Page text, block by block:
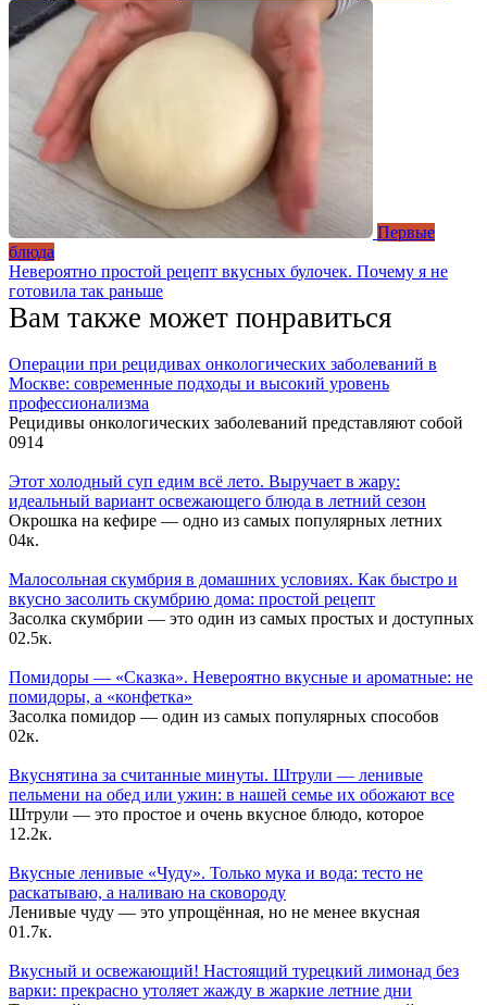
Первые
блюда
Невероятно простой рецепт вкусных булочек. Почему я не
готовила так раньше
Вам также может понравиться
Операции при рецидивах онкологических заболеваний в
Москве: современные подходы и высокий уровень
профессионализма
Рецидивы онкологических заболеваний представляют собой
0914
Этот холодный суп едим всё лето. Выручает в жару:
идеальный вариант освежающего блюда в летний сезон
Окрошка на кефире — одно из самых популярных летних
04к.
Малосольная скумбрия в домашних условиях. Как быстро и
вкусно засолить скумбрию дома: простой рецепт
Засолка скумбрии — это один из самых простых и доступных
02.5к.
Помидоры — «Сказка». Невероятно вкусные и ароматные: не
помидоры, а «конфетка»
Засолка помидор — один из самых популярных способов
02к.
Вкуснятина за считанные минуты. Штрули — ленивые
пельмени на обед или ужин: в нашей семье их обожают все
Штрули — это простое и очень вкусное блюдо, которое
1 2.2к.
Вкусные ленивые «Чуду». Только мука и вода: тесто не
раскатываю, а наливаю на сковороду
Ленивые чуду — это упрощённая, но не менее вкусная
01.7к.
Вкусный и освежающий! Настоящий турецкий лимонад без
варки: прекрасно утоляет жажду в жаркие летние дни